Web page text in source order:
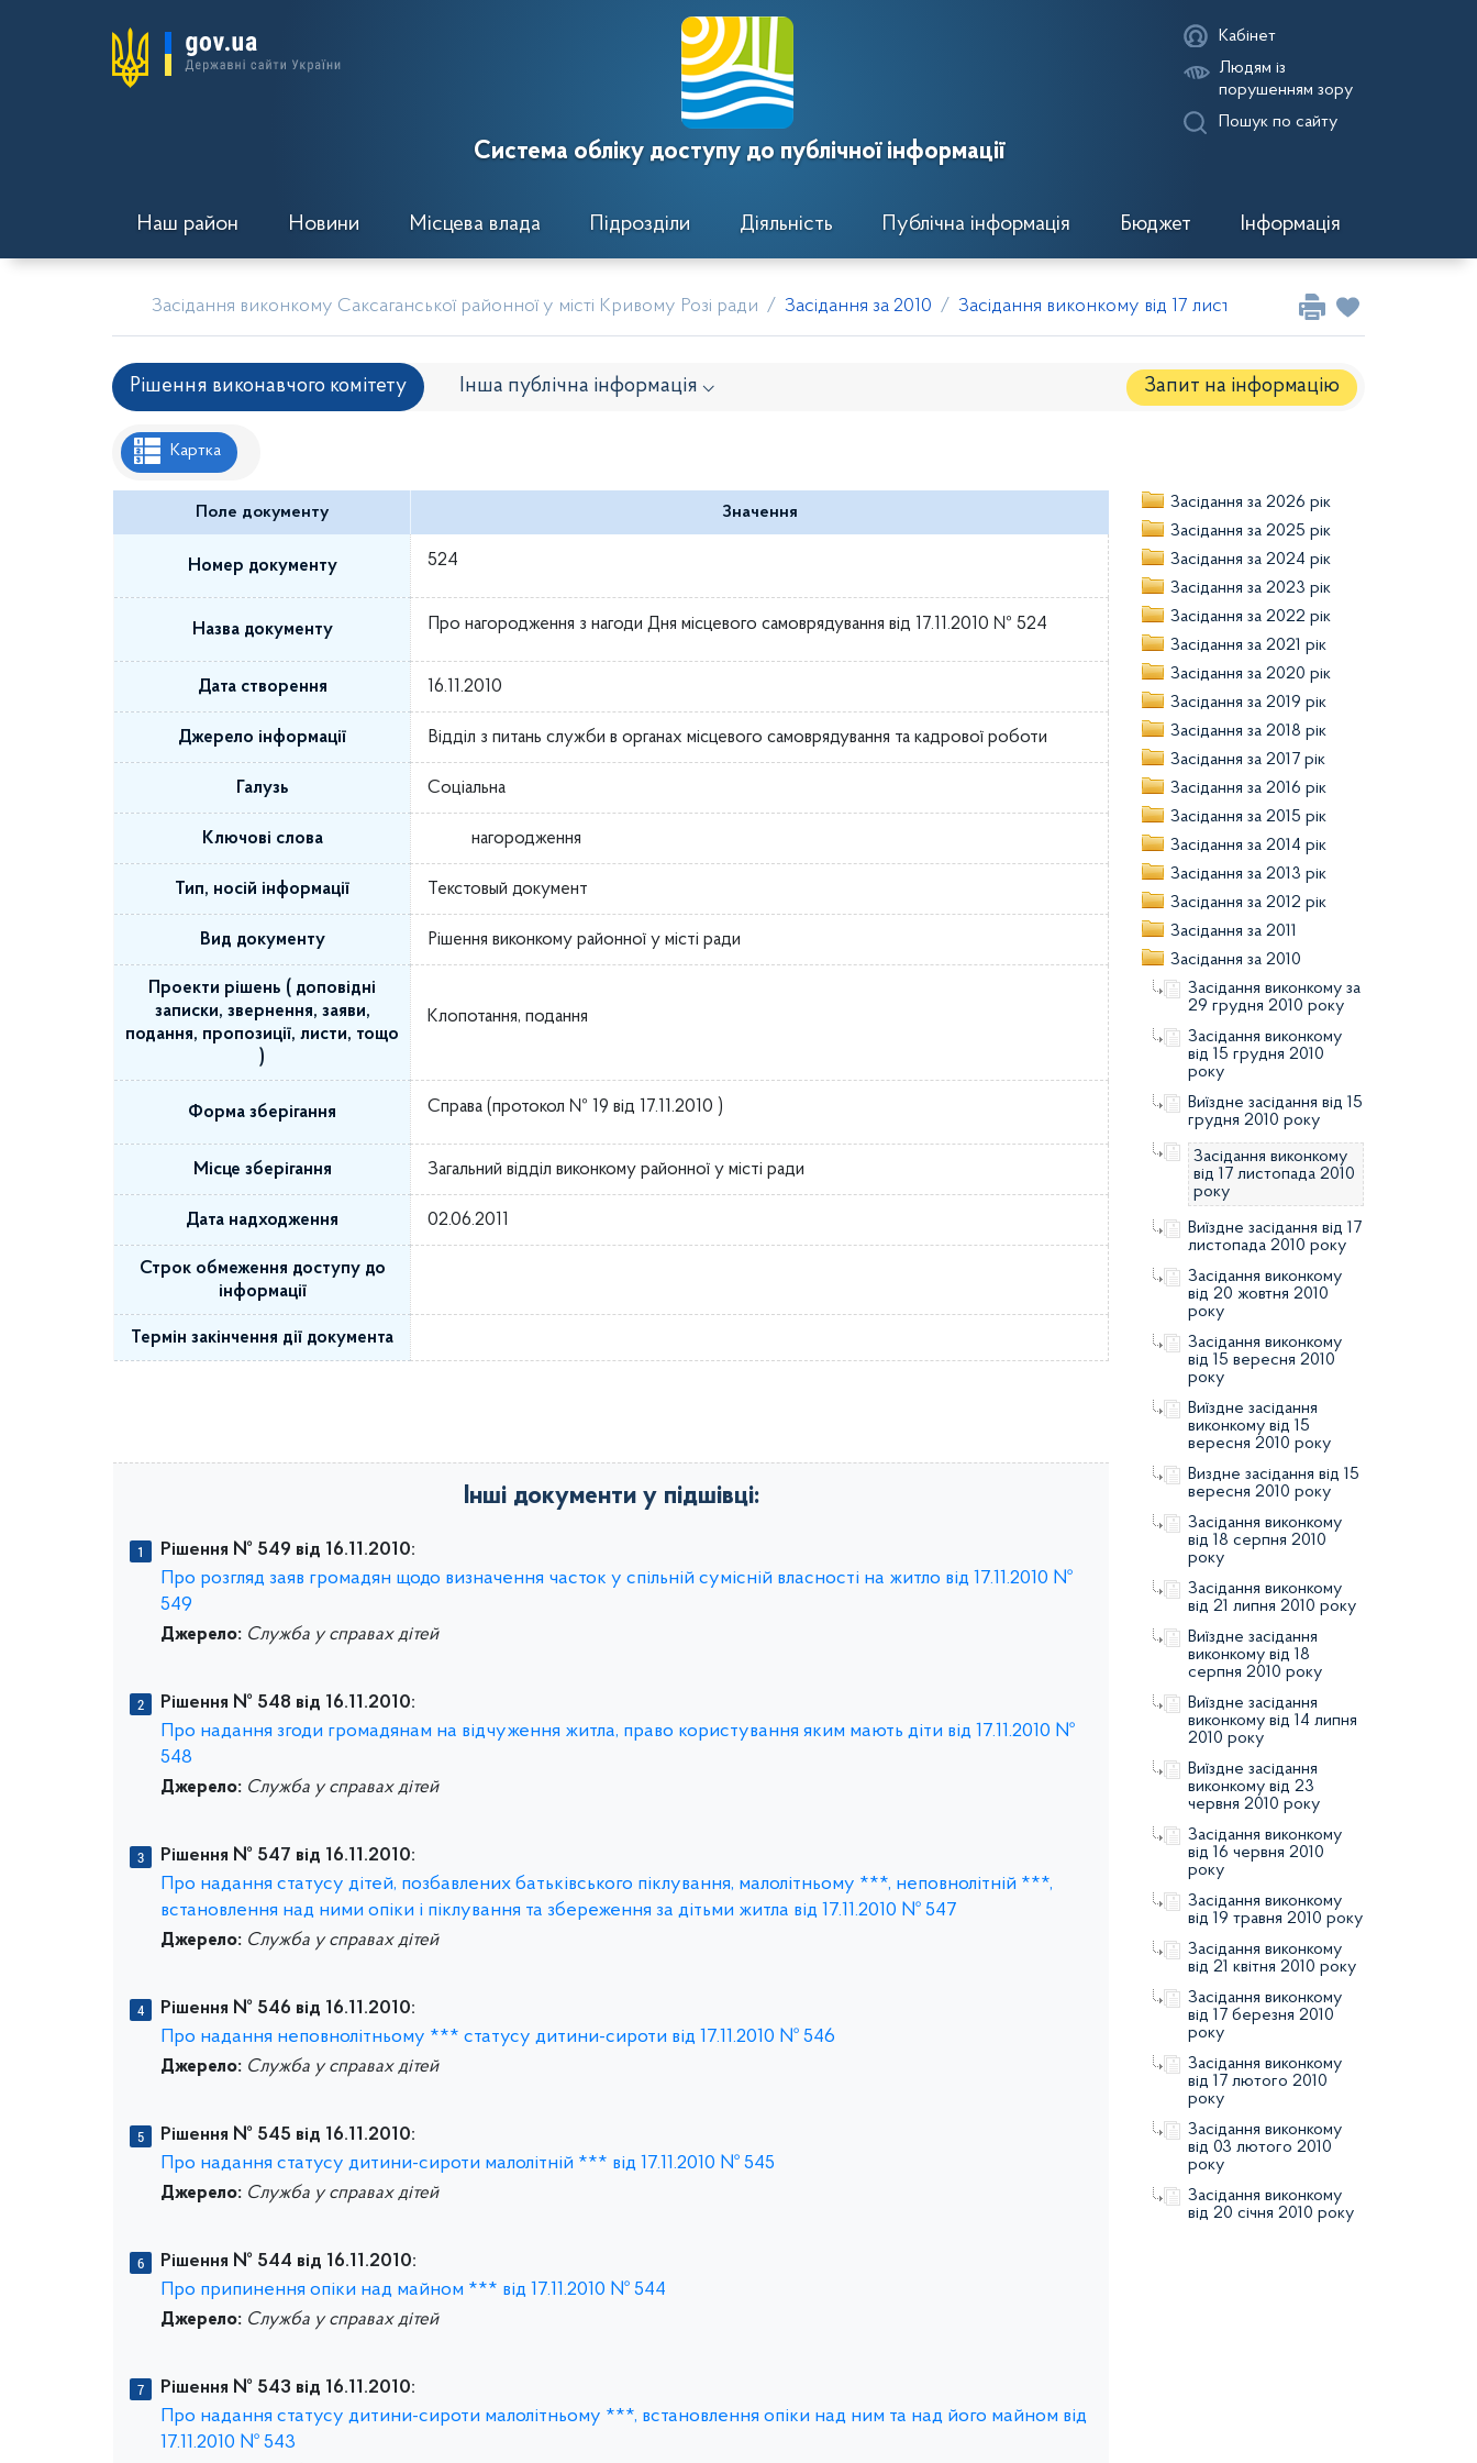
Система обліку доступу до публічної інформації
Кабінет
Людям із
порушенням зору
Пошук по сайту
Наш район Новини Місцева влада Підрозділи Діяльність Публічна інформація Бюджет Інформація
Засідання виконкому Саксаганської районної у місті Кривому Розі ради Засідання за 2010 Засідання виконкому від 17 листопада 2010 року
Рішення виконавчого комітету Інша публічна інформація ⌵ Запит на iнформацію
Рішення районної ради
Проекти рішень районної ради
Проєкти рішень виконавчого комітету
Картка
Поле документу Значення
Номер документу 524
Назва документу Про нагородження з нагоди Дня місцевого самоврядування від 17.11.2010 № 524
Дата створення 16.11.2010
Джерело інформації Відділ з питань служби в органах місцевого самоврядування та кадрової роботи
Галузь Соціальна
Ключові слова нагородження
Тип, носій інформації Текстовый документ
Вид документу Рішення виконкому районної у місті ради
Проекти рішень ( доповідні
записки, звернення, заяви,
подання, пропозиції, листи, тощо
)
Клопотання, подання
Форма зберігання Справа (протокол № 19 від 17.11.2010 )
Місце зберігання Загальний відділ виконкому районної у місті ради
Дата надходження 02.06.2011
Строк обмеження доступу до
інформації
Термін закінчення дії документа
Інші документи у підшівці:
Рішення № 549 від 16.11.2010:
Про розгляд заяв громадян щодо визначення часток у спільній сумісній власності на житло від 17.11.2010 №
549
Джерело: Служба у справах дітей
Рішення № 548 від 16.11.2010:
Про надання згоди громадянам на відчуження житла, право користування яким мають діти від 17.11.2010 №
548
Джерело: Служба у справах дітей
Рішення № 547 від 16.11.2010:
Про надання статусу дітей, позбавлених батьківського піклування, малолітньому ***, неповнолітній ***,
встановлення над ними опіки і піклування та збереження за дітьми житла від 17.11.2010 № 547
Джерело: Служба у справах дітей
Рішення № 546 від 16.11.2010:
Про надання неповнолітньому *** статусу дитини-сироти від 17.11.2010 № 546
Джерело: Служба у справах дітей
Рішення № 545 від 16.11.2010:
Про надання статусу дитини-сироти малолітній *** від 17.11.2010 № 545
Джерело: Служба у справах дітей
Рішення № 544 від 16.11.2010:
Про припинення опіки над майном *** від 17.11.2010 № 544
Джерело: Служба у справах дітей
Рішення № 543 від 16.11.2010:
Про надання статусу дитини-сироти малолітньому ***, встановлення опіки над ним та над його майном від
17.11.2010 № 543
Засідання за 2026 рік
Засідання за 2025 рік
Засідання за 2024 рік
Засідання за 2023 рік
Засідання за 2022 рік
Засідання за 2021 рік
Засідання за 2020 рік
Засідання за 2019 рік
Засідання за 2018 рік
Засідання за 2017 рік
Засідання за 2016 рік
Засідання за 2015 рік
Засідання за 2014 рік
Засідання за 2013 рік
Засідання за 2012 рік
Засідання за 2011
Засідання за 2010
Засідання виконкому за
29 грудня 2010 року
Засідання виконкому
від 15 грудня 2010
року
Виїздне засідання від 15
грудня 2010 року
Засідання виконкому
від 17 листопада 2010
року
Виїздне засідання від 17
листопада 2010 року
Засідання виконкому
від 20 жовтня 2010
року
Засідання виконкому
від 15 вересня 2010
року
Виїздне засідання
виконкому від 15
вересня 2010 року
Виздне засідання від 15
вересня 2010 року
Засідання виконкому
від 18 серпня 2010
року
Засідання виконкому
від 21 липня 2010 року
Виїздне засідання
виконкому від 18
серпня 2010 року
Виїздне засідання
виконкому від 14 липня
2010 року
Виїздне засідання
виконкому від 23
червня 2010 року
Засідання виконкому
від 16 червня 2010
року
Засідання виконкому
від 19 травня 2010 року
Засідання виконкому
від 21 квітня 2010 року
Засідання виконкому
від 17 березня 2010
року
Засідання виконкому
від 17 лютого 2010
року
Засідання виконкому
від 03 лютого 2010
року
Засідання виконкому
від 20 січня 2010 року